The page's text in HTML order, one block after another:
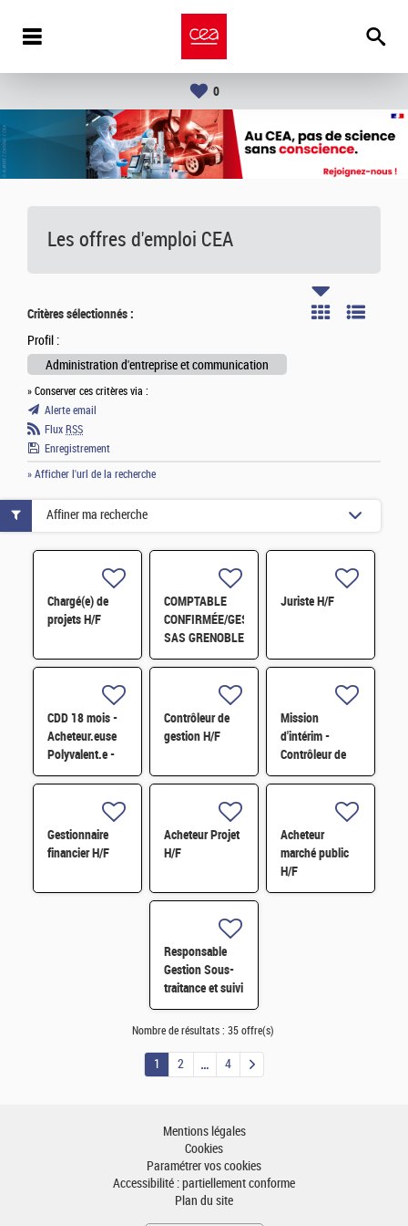
0
Les offres d'emploi CEA
Critères sélectionnés :
Profil :
Administration d'entreprise et communication
» Conserver ces critères via :
Alerte email
Flux RSS
Enregistrement
» Afficher l'url de la recherche
Chargé(e) de
projets H/F
COMPTABLE
CONFIRMÉE/GESTIONNAIRE
SAS GRENOBLE
H/F
Juriste H/F
CDD 18 mois -
Acheteur.euse
Polyvalent.e -
Approvisionneur.se
Contrôleur de
gestion H/F
Mission
d'intérim -
Contrôleur de
gestion H/F
Gestionnaire
financier H/F
Acheteur Projet
H/F
Acheteur
marché public
H/F
Responsable
Gestion Sous-
traitance et suivi
budget H/F H/F
Affiner ma recherche
Nombre de résultats : 35 offre(s)
1 2 4
Mentions légales
Cookies
Paramétrer vos cookies
Accessibilité : partiellement conforme
Plan du site